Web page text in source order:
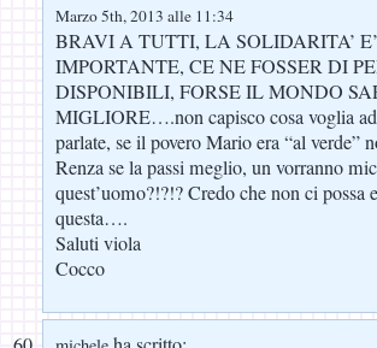
Marzo 5th, 2013 alle 11:34
BRAVI A TUTTI, LA SOLIDARITA’
IMPORTANTE, CE NE FOSSER DI
DISPONIBILI, FORSE IL MONDO
MIGLIORE….non capisco cosa voglia
parlate, se il povero Mario era “al verde”
Renza se la passi meglio, un vorranno
quest’uomo?!?!? Credo che non ci possa
questa….
Saluti viola
Cocco